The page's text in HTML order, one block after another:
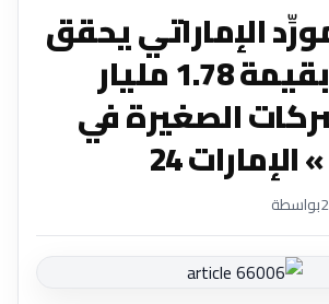
الإماراتي يحقق
تعاقدات بقيمة 1.78 مليار
الصغيرة في
بواسطة